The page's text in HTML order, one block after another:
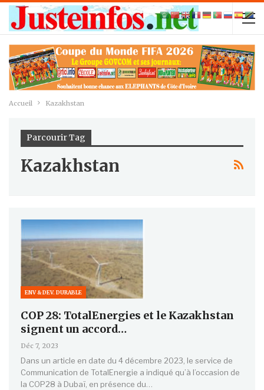
Accueil Kazakhstan
Parcourir Tag
Kazakhstan
ENV & DEV. DURABLE
COP 28: TotalEnergies et le Kazakhstan
signent un accord…
Déc 7, 2023
Dans un article en date du 4 décembre 2023, le service de
Communication de TotalEnergie a indiqué qu’à l’occasion de
la COP28 à Dubaï, en présence du…